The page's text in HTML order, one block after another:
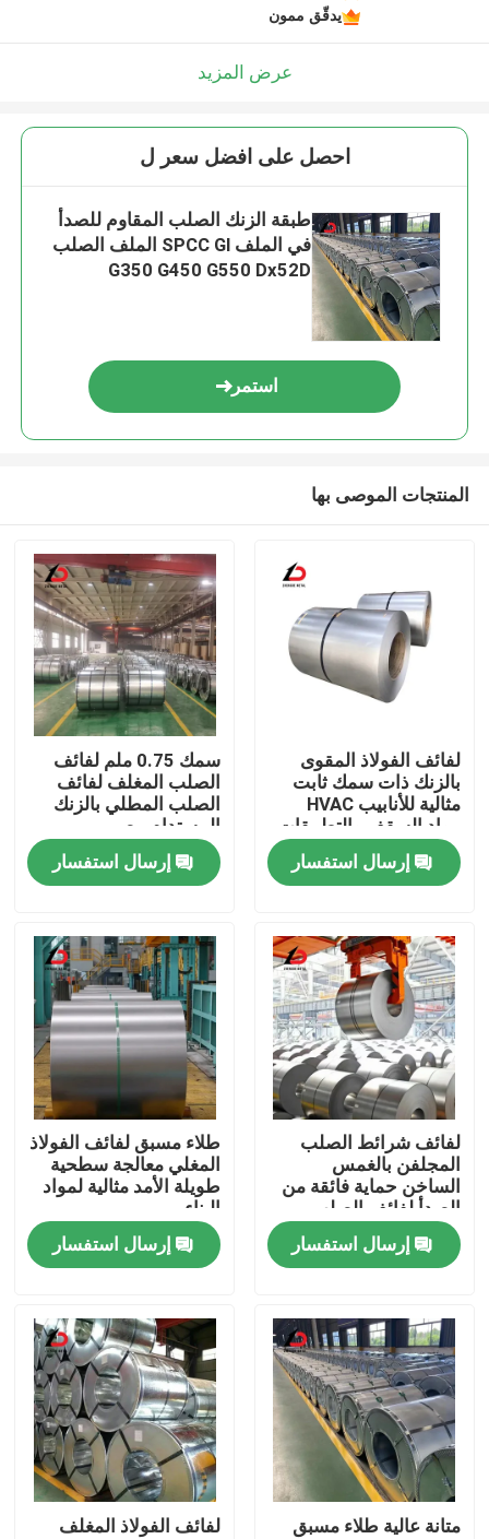
المنتجات
فيديوهات
حولنا
جولة في المصنع
مراقبة الجودة
أخبار
القضايا
اطلب اقتباس
لفائف الفولاذ المغلف
يدقّق ممون
عرض المزيد
احصل على افضل سعر ل
طبقة الزنك الصلب المقاوم للصدأ
في الملف SPCC Gl الملف الصلب
G350 G450 G550 Dx52D
استمر
المنتجات الموصى بها
لفائف الفولاذ المقوى
بالزنك ذات سمك ثابت
مثالية للأنابيب HVAC
مواد السقف والتطبيقات
الصناعية
إرسال استفسار
سمك 0.75 ملم لفائف
الصلب المغلف لفائف
الصلب المطلي بالزنك
المستدام مصمم
للمعدات الصناعية
والزراعيةإرسال استفسار
لفائف شرائط الصلب
المجلفن بالغمس
الساخن حماية فائقة من
الصدأ لفائف الصلب
المطلية بالزنك للبناء
والتصنيعإرسال استفسار
طلاء مسبق لفائف الفولاذ
المغلي معالجة سطحية
طويلة الأمد مثالية لمواد
البناء
إرسال استفسار
متانة عالية طلاء مسبق
لفائف الفولاذ المغلف